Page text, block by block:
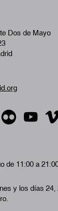
Dos de Mayo
de 11:00 a
y los días 24,